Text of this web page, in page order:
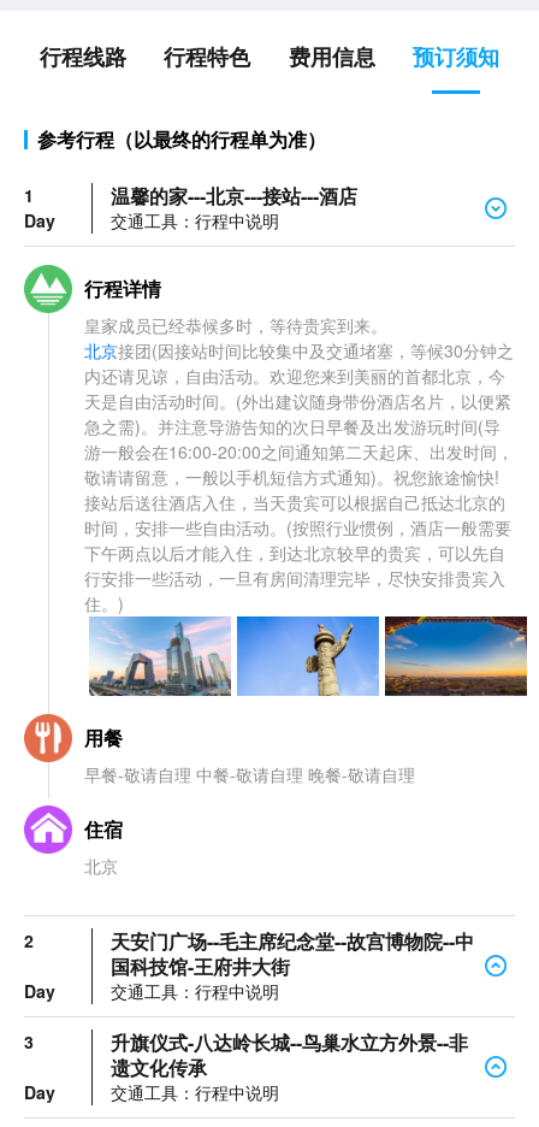
行程线路 行程特色 费用信息 预订须知
参考行程（以最终的行程单为准）
1
Day
温馨的家---北京---接站---酒店
交通工具：行程中说明
行程详情
皇家成员已经恭候多时，等待贵宾到来。
北京接团(因接站时间比较集中及交通堵塞，等候30分钟之
内还请见谅，自由活动。欢迎您来到美丽的首都北京，今
天是自由活动时间。(外出建议随身带份酒店名片，以便紧
急之需)。并注意导游告知的次日早餐及出发游玩时间(导
游一般会在16:00-20:00之间通知第二天起床、出发时间，
敬请请留意，一般以手机短信方式通知)。祝您旅途愉快!
接站后送往酒店入住，当天贵宾可以根据自己抵达北京的
时间，安排一些自由活动。(按照行业惯例，酒店一般需要
下午两点以后才能入住，到达北京较早的贵宾，可以先自
行安排一些活动，一旦有房间清理完毕，尽快安排贵宾入
住。)
用餐
早餐-敬请自理 中餐-敬请自理 晚餐-敬请自理
住宿
北京
2
Day
天安门广场--毛主席纪念堂--故宫博物院--中
国科技馆-王府井大街
交通工具：行程中说明
3
Day
升旗仪式-八达岭长城--鸟巢水立方外景--非
遗文化传承
交通工具：行程中说明